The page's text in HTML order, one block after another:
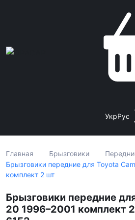
УкрРус
Главная Брызговики
Брызговики передние для Toyota
комплект 2 шт
Брызговики передние
20 1996–2001 комплект